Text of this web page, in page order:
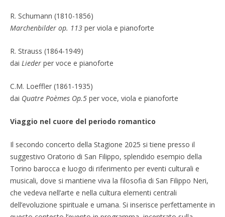
R. Schumann (1810-1856)
Marchenbilder op. 113per viola e pianoforte
R. Strauss (1864-1949)
dai Liederper voce e pianoforte
C.M. Loeffler (1861-1935)
dai Quatre Poèmes Op.5per voce, viola e pianoforte
Viaggio nel cuore del periodo romantico
Il secondo concerto della Stagione 2025 si tiene presso il
suggestivo Oratorio di San Filippo, splendido esempio della
Torino barocca e luogo di riferimento per eventi culturali e
musicali, dove si mantiene viva la filosofia di San Filippo Neri,
che vedeva nell’arte e nella cultura elementi centrali
dell’evoluzione spirituale e umana. Si inserisce perfettamente in